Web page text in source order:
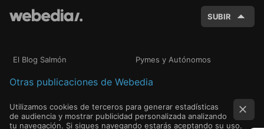
SUBIR
El Blog Salmón Pymes y Autónomos
Otras publicaciones de Webedia
Utilizamos cookies de terceros para generar estadísticas
de audiencia y mostrar publicidad personalizada analizando
tu navegación. Si sigues navegando estarás aceptando su uso.